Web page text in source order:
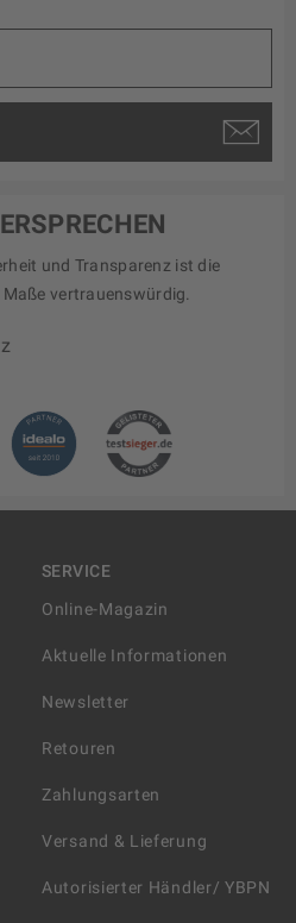
und Transparenz ist die
vertrauenswürdig.
SERVICE
Online-Magazin
Aktuelle Informationen
Newsletter
Retouren
Zahlungsarten
Versand & Lieferung
Autorisierter Händler/ YBPN